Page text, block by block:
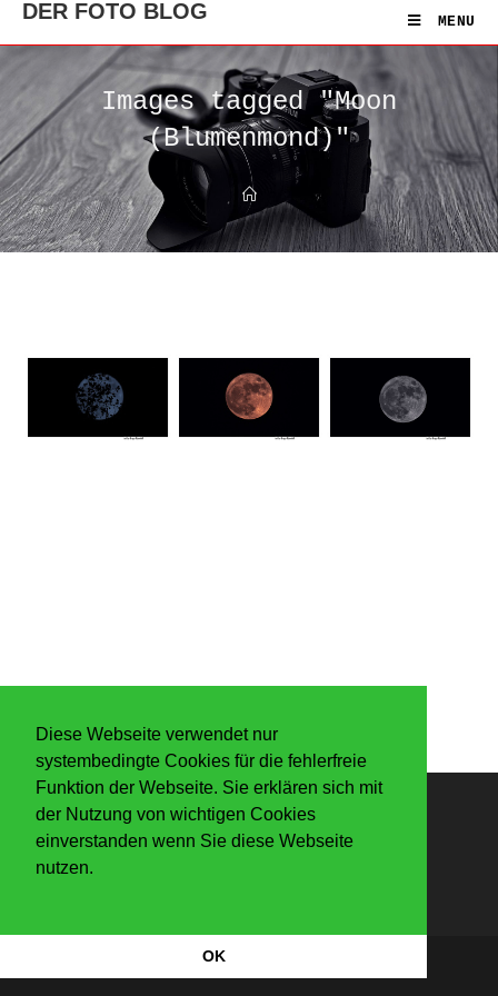
Diese Webseite verwendet nur
systembedingte Cookies für die fehlerfreie
Funktion der Webseite. Sie erklären sich mit
der Nutzung von wichtigen Cookies
einverstanden wenn Sie diese Webseite
nutzen.
OK
DER FOTO BLOG MENU
Images tagged "Moon
(Blumenmond)"
Anmelden
Datenschutzerkärung